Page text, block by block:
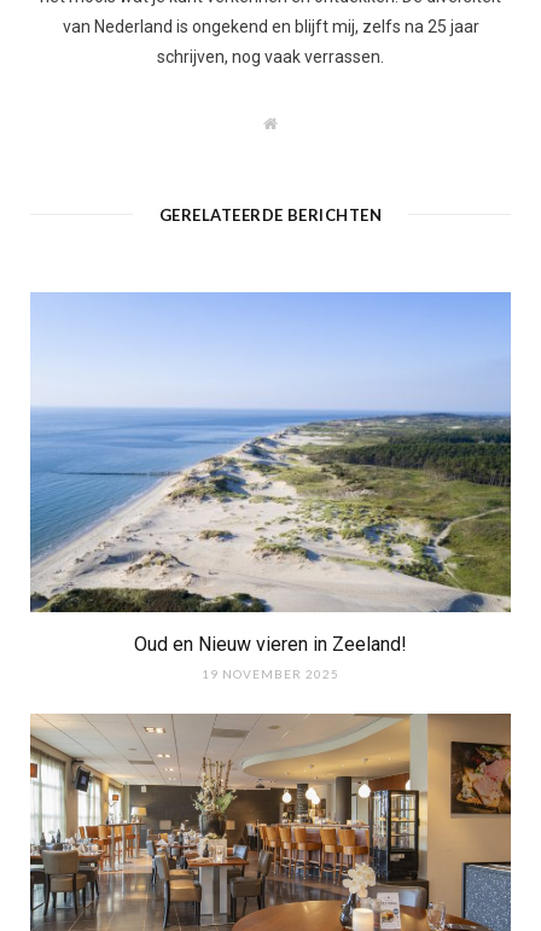
van Nederland is ongekend en blijft mij, zelfs na 25 jaar
schrijven, nog vaak verrassen.
W
e
GERELATEERDE BERICHTEN
Oud en Nieuw vieren in Zeeland!
19 NOVEMBER 2025